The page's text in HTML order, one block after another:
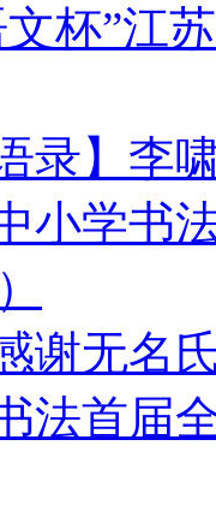
杯”江
语录】
小学书
谢无名
法首届